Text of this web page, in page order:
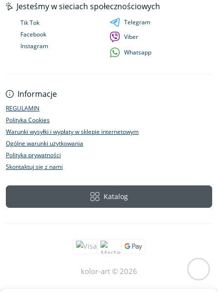
Informacje
REGULAMIN
Polityka Cookies
Warunki wysyłki i wypłaty w sklepie internetowym
Ogólne warunki użytkowania
Polityka prywatności
Skontaktuj się z nami
Katalog
Jesteśmy w sieciach społecznościowych
Tik Tok
Facebook
Instagram
Telegram
Viber
Whatsapp
kolor-art © 2026